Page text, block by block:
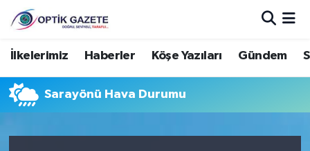
İlkelerimiz Haberler Köşe Yazıları Gündem
Sarayönü Hava Durumu
Nöbetçi Eczaneler
Hava Durumu